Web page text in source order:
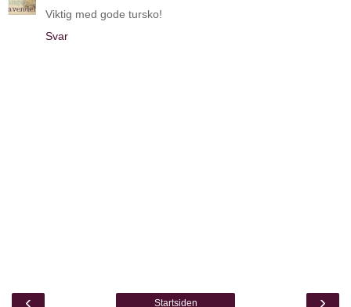
Viktig med gode tursko!
Svar
‹ ›
Startsiden